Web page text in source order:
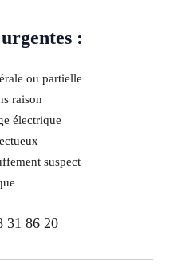
:
ou partielle
raison
électrique
suspect
31 86 20